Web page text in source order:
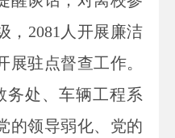
，2081人开展廉洁
展驻点督查工作。
务处、车辆工程系
的领导弱化、党的